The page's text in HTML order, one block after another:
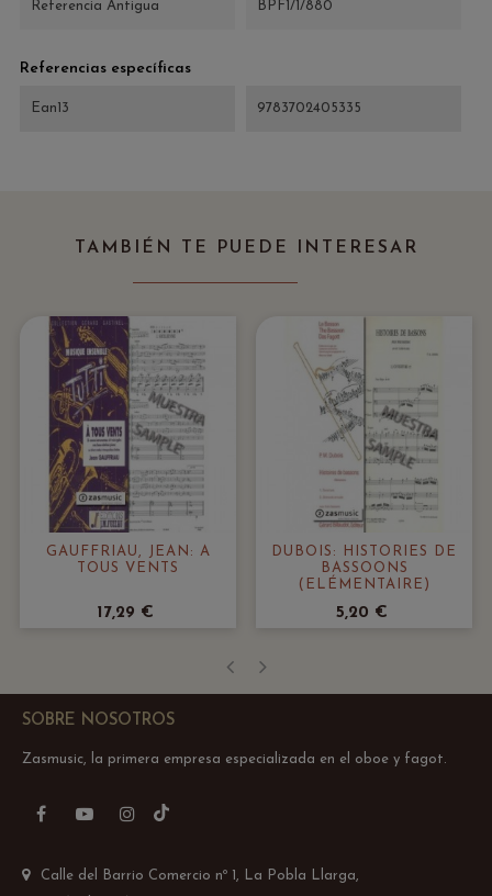
Referencia Antigua BPF1/1/880
Referencias específicas
Ean13 9783702405335
TAMBIÉN TE PUEDE INTERESAR
GAUFFRIAU, JEAN: À
TOUS VENTS
17,29 €
DUBOIS: HISTORIES DE
BASSOONS
(ELÉMENTAIRE)
5,20 €
SOBRE NOSOTROS
Zasmusic, la primera empresa especializada en el oboe y fagot.
FacebookYouTubeInstagram
Calle del Barrio Comercio nº 1, La Pobla Llarga,